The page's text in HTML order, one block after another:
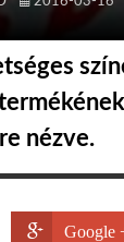
nézve.
Google